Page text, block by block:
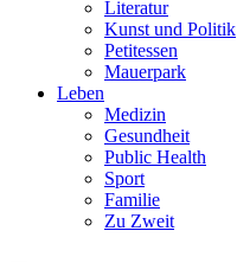
Literatur
Kunst und Politik
Petitessen
Mauerpark
Leben
Medizin
Gesundheit
Public Health
Sport
Familie
Zu Zweit